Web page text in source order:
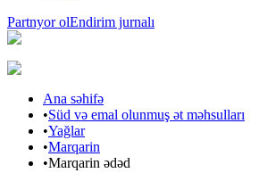
Partnyor olEndirim jurnalı
Ana səhifə
•Süd və emal olunmuş ət məhsulları
•Yağlar
•Marqarin
•Marqarin ədəd